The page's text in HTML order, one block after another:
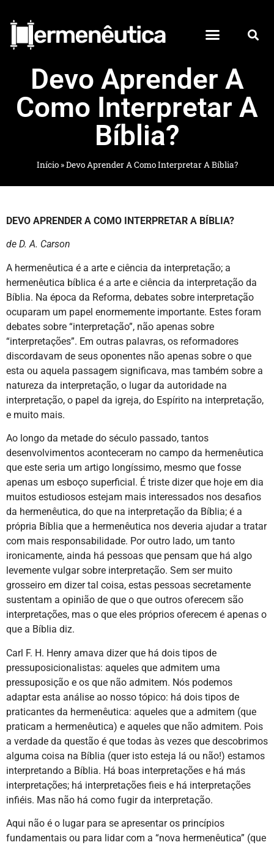
Devo Aprender A
Como Interpretar A
Bíblia?
Início»Devo Aprender A Como Interpretar A Bíblia?
DEVO APRENDER A COMO INTERPRETAR A BÍBLIA?
de D. A. Carson
A hermenêutica é a arte e ciência da interpretação; a
hermenêutica bíblica é a arte e ciência da interpretação da
Bíblia. Na época da Reforma, debates sobre interpretação
ocuparam um papel enormemente importante. Estes foram
debates sobre “interpretação”, não apenas sobre
“interpretações”. Em outras palavras, os reformadores
discordavam de seus oponentes não apenas sobre o que
esta ou aquela passagem significava, mas também sobre a
natureza da interpretação, o lugar da autoridade na
interpretação, o papel da igreja, do Espírito na interpretação,
e muito mais.
Ao longo da metade do século passado, tantos
desenvolvimentos aconteceram no campo da hermenêutica
que este seria um artigo longíssimo, mesmo que fosse
apenas um esboço superficial. É triste dizer que hoje em dia
muitos estudiosos estejam mais interessados nos desafios
da hermenêutica, do que na interpretação da Bíblia; é a
própria Bíblia que a hermenêutica nos deveria ajudar a tratar
com mais responsabilidade. Por outro lado, um tanto
ironicamente, ainda há pessoas que pensam que há algo
levemente vulgar sobre interpretação. Sem ser muito
grosseiro em dizer tal coisa, estas pessoas secretamente
sustentam a opinião de que o que outros oferecem são
interpretações, mas o que eles próprios oferecem é apenas o
que a Bíblia diz.
Carl F. H. Henry amava dizer que há dois tipos de
pressuposicionalistas: aqueles que admitem uma
pressuposição e os que não admitem. Nós podemos
adaptar esta análise ao nosso tópico: há dois tipos de
praticantes da hermenêutica: aqueles que a admitem (que
praticam a hermenêutica) e aqueles que não admitem. Pois
a verdade da questão é que todas às vezes que descobrimos
alguma coisa na Bíblia (quer isto esteja lá ou não!) estamos
interpretando a Bíblia. Há boas interpretações e há más
interpretações; há interpretações fieis e há interpretações
infiéis. Mas não há como fugir da interpretação.
Aqui não é o lugar para se apresentar os princípios
fundamentais ou para lidar com a “nova hermenêutica” (que